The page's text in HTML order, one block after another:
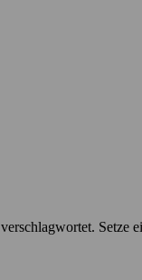
verschlagwortet. Setze